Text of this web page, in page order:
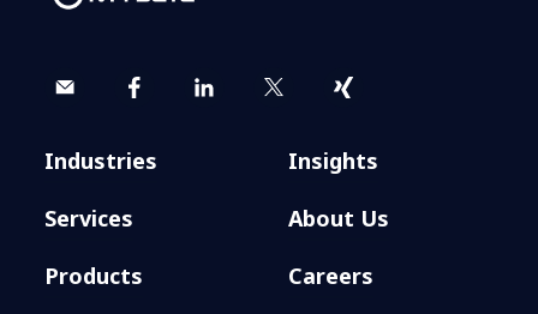
Industries
Services
Products
Insights
About Us
Careers